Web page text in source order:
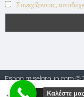
Συνεχίζοντας,
Eshop.miselgroup.com ©
Καλέστε μας